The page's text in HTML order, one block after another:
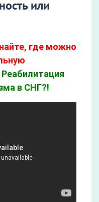
или
где можно
Реабилитация
в СНГ?!